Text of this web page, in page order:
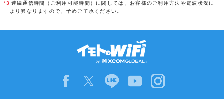
*3 連続通信時間（ご利用可能時間）に関しては、お客様のご利用方法や電波状況に
より異なりますので、予めご了承ください。